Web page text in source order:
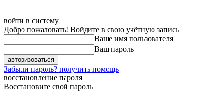
войти в систему
Добро пожаловать! Войдите в свою учётную запись
Ваше имя пользователя
Ваш пароль
Забыли пароль? получить помощь
восстановление пароля
Восстановите свой пароль